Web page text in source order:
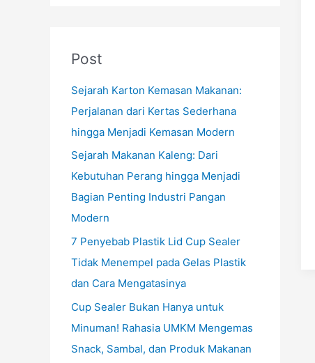
Post
Sejarah Karton Kemasan Makanan:
Perjalanan dari Kertas Sederhana
hingga Menjadi Kemasan Modern
Sejarah Makanan Kaleng: Dari
Kebutuhan Perang hingga Menjadi
Bagian Penting Industri Pangan
Modern
7 Penyebab Plastik Lid Cup Sealer
Tidak Menempel pada Gelas Plastik
dan Cara Mengatasinya
Cup Sealer Bukan Hanya untuk
Minuman! Rahasia UMKM Mengemas
Snack, Sambal, dan Produk Makanan